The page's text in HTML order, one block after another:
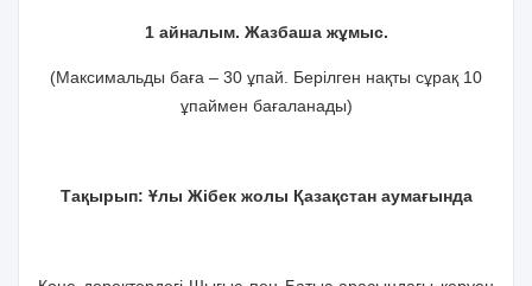
1 айналым. Жазбаша жұмыс.
(Максимальды баға – 30 ұпай. Берілген нақты сұрақ 10
ұпаймен бағаланады)
Тақырып: Ұлы Жібек жолы Қазақстан аумағында